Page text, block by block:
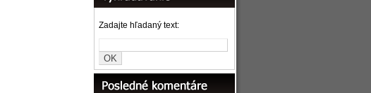
Zadajte hľadaný text: